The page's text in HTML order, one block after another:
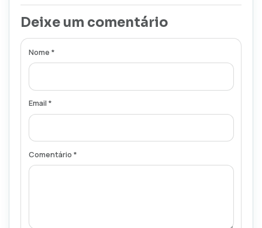
Deixe um comentário
Nome *
Email *
Comentário *